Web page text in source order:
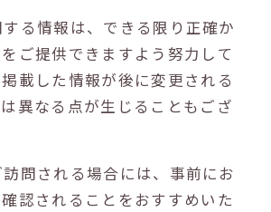
する情報は、できる限り正確か
ご提供できますよう努力して
載した情報が後に変更される
異なる点が生じることもござ
訪問される場合には、事前にお
認されることをおすすめいた